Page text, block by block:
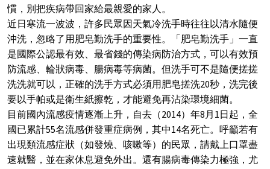
慣，別把疾病帶回家給最親愛的家人。
近日寒流一波波，許多民眾因天氣冷洗手時往往以清水隨便
沖洗，忽略了用肥皂勤洗手的重要性。「肥皂勤洗手」一直
是國際公認最有效、最省錢的傳染病防治方式，可以有效預
防流感、輪狀病毒、腸病毒等病菌。但洗手可不是隨便搓搓
洗洗就可以，正確的洗手方式必須用肥皂搓洗20秒，洗完後
要以手帕或是衛生紙擦乾，才能避免再沾染環境細菌。
目前國內流感疫情逐漸上升，自去（2014）年8月1日起，全
國已累計55名流感併發重症病例，其中14名死亡。呼籲若有
出現類流感症狀（如發燒、咳嗽等）的民眾，請戴上口罩盡
速就醫，並在家休息避免外出。還有腸病毒傳染力極強，尤